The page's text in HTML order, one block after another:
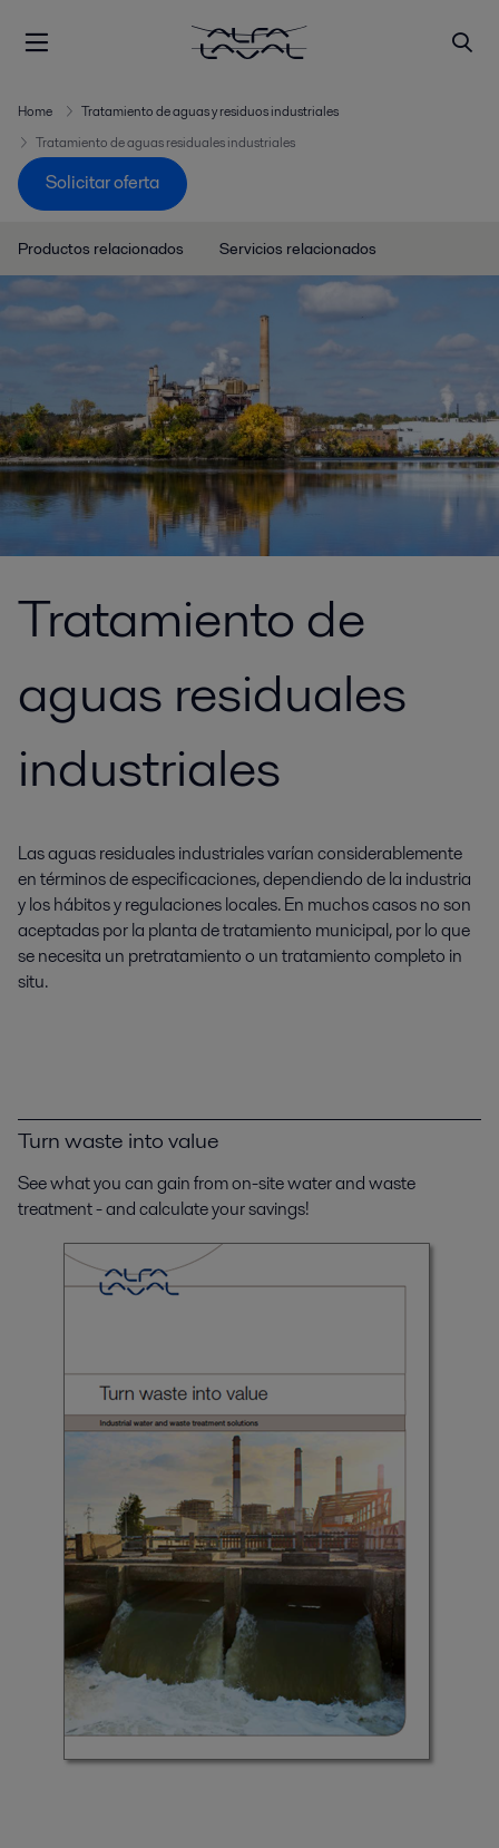
Home
Tratamiento de aguas y residuos industriales
Tratamiento de aguas residuales industriales
Solicitar oferta
Productos relacionados Servicios relacionados
Tratamiento de
aguas residuales
industriales
Las aguas residuales industriales varían considerablemente
en términos de especificaciones, dependiendo de la industria
y los hábitos y regulaciones locales. En muchos casos no son
aceptadas por la planta de tratamiento municipal, por lo que
se necesita un pretratamiento o un tratamiento completo in
situ.
Turn waste into value
See what you can gain from on-site water and waste
treatment - and calculate your savings!